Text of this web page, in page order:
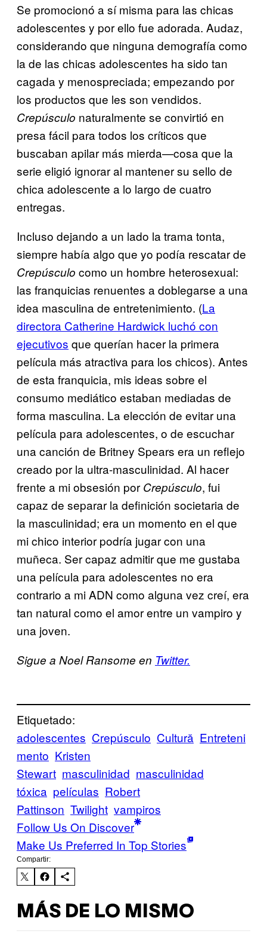
Se promocionó a sí misma para las chicas
adolescentes y por ello fue adorada. Audaz,
considerando que ninguna demografía como
la de las chicas adolescentes ha sido tan
cagada y menospreciada; empezando por
los productos que les son vendidos.
Crepúsculo naturalmente se convirtió en
presa fácil para todos los críticos que
buscaban apilar más mierda—cosa que la
serie eligió ignorar al mantener su sello de
chica adolescente a lo largo de cuatro
entregas.
Incluso dejando a un lado la trama tonta,
siempre había algo que yo podía rescatar de
Crepúsculo como un hombre heterosexual:
las franquicias renuentes a doblegarse a una
idea masculina de entretenimiento. (La
directora Catherine Hardwick luchó con
ejecutivos que querían hacer la primera
película más atractiva para los chicos). Antes
de esta franquicia, mis ideas sobre el
consumo mediático estaban mediadas de
forma masculina. La elección de evitar una
película para adolescentes, o de escuchar
una canción de Britney Spears era un reflejo
creado por la ultra-masculinidad. Al hacer
frente a mi obsesión por Crepúsculo, fui
capaz de separar la definición societaria de
la masculinidad; era un momento en el que
mi chico interior podría jugar con una
muñeca. Ser capaz admitir que me gustaba
una película para adolescentes no era
contrario a mi ADN como alguna vez creí, era
tan natural como el amor entre un vampiro y
una joven.
Sigue a Noel Ransome en Twitter.
Etiquetado:
adolescentes Crepúsculo Cultură Entreteni
mento Kristen
Stewart masculinidad masculinidad
tóxica películas Robert
Pattinson Twilight vampiros
Follow Us On Discover
Make Us Preferred In Top Stories
Compartir:
MÁS DE LO MISMO